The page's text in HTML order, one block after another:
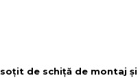
de schiță de montaj